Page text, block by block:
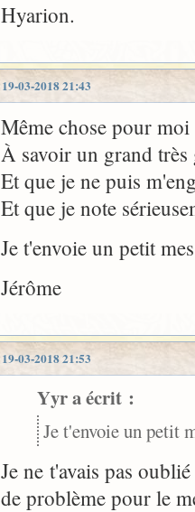
Hyarion.
19-03-2018 21:43
Même chose pour moi
À savoir un grand
Et que je ne puis
Et que je note
Je t'envoie un petit
Jérôme
19-03-2018 21:53
Yyr a écrit :
Je t'envoie un petit
Je ne t'avais pas
de problème pour le